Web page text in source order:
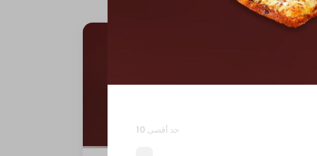
حد أقصى 10